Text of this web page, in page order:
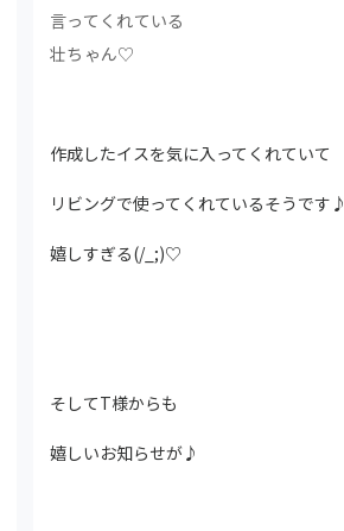
言ってくれている
壮ちゃん♡
作成したイスを気に入ってくれていて
リビングで使ってくれているそうです♪
嬉しすぎる(/_;)♡
そしてT様からも
嬉しいお知らせが♪